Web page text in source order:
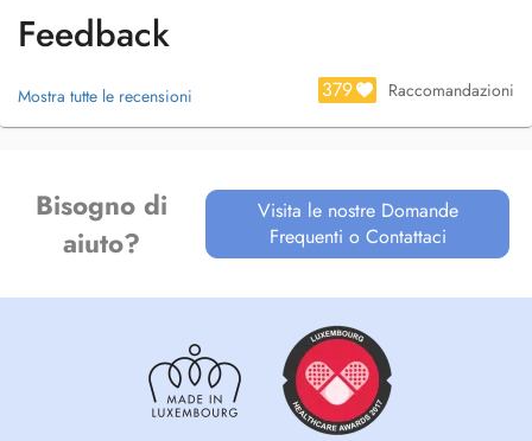
- Functional Range Conditioning (FRCms)
- Functional Range Assessment (FRA)
Thérapie Manuelle
Drainage (Aquilo)
Feedback
Mostra tutte le recensioni 379 Raccomandazioni
Bisogno di
aiuto?
Visita le nostre Domande
Frequenti o Contattaci